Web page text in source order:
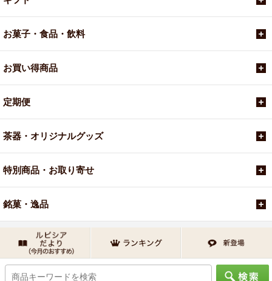
お菓子・食品・飲料
お買い得商品
定期便
茶器・オリジナルグッズ
特別商品・お取り寄せ
銘菓・逸品